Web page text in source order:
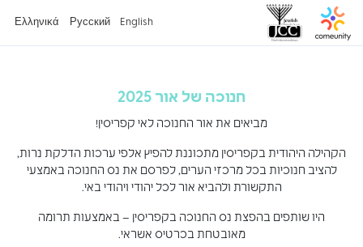
English
Русский
Ελληνικά
חנוכה של אור 2025
מביאים את אור החנוכה לאי קפריסין!
הקהילה היהודית בקפריסין מתכוננת להפיץ אלפי ערכות הדלקת נרות,
להציב חנוכיות בכל מרכזי הערים, לפרסם את נס החנוכה באמצעי
התקשורת ולהביא אור לכל יהודי ויהודי באי.
היו שותפים בהפצת נס החנוכה בקפריסין – באמצעות תרומה
מאובטחת בכרטיס אשראי.